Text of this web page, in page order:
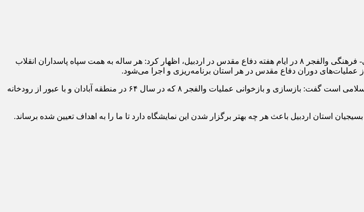
به گزارش پایگاه خبری تحلیلی حرف آور، سردار مستعد حصاری با اشاره به برپایی نمایشگاه رزمی- فرهنگی والفجر ۸ در ایام هفته دفاع مقدس در اردبیل، اظهار کرد: هر ساله به همت سپاه پاسداران انقلاب
دوران دفاع مقدس در هر استان برنامه‌ریزی و اجرا می‌شود.
وی بابیان اینکه ایام هفته دفاع مقدس یادآور ایثار، رشادت رزمندگان شجاع و ملت قهرمان ایران اسلامی است گفت: بازسازی و بازخوانی عملیات والفجر ۸ که در سال ۶۴ در منطقه آبادان و با عبور از رودخانه
استان اردبیل باعث هر چه بهتر برگزار شدن این نمایشگاه دارد تا ما را به اهداف تعیین شده برساند.